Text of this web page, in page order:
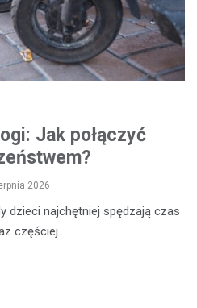
Jak połączyć
2026
dzieci najchętniej spędzają czas
częściej…